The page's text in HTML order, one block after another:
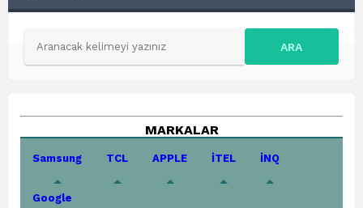
ARA
MARKALAR
Samsung TCL APPLE İTEL İNQ
Google